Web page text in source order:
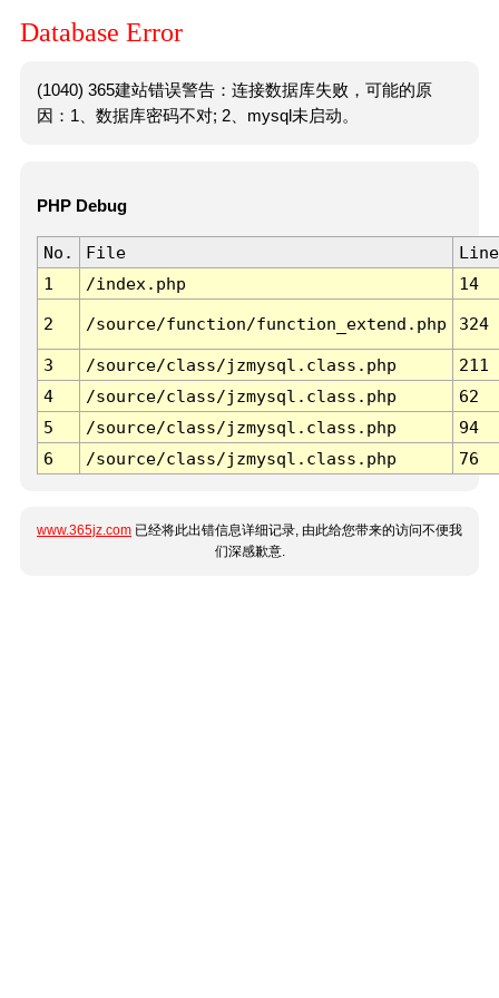
Database Error
(1040) 365建站错误警告：连接数据库失败，可能的原
因：1、数据库密码不对; 2、mysql未启动。
PHP Debug
No. File
Line
1
/index.php 14
2 /source/function/function_extend.php 324
3 /source/class/jzmysql.class.php
211
4
/source/class/jzmysql.class.php
62
5
/source/class/jzmysql.class.php
94
6
/source/class/jzmysql.class.php 76
www.365jz.com 已经将此出错信息详细记录, 由此给您带来的访问不便我
们深感歉意.